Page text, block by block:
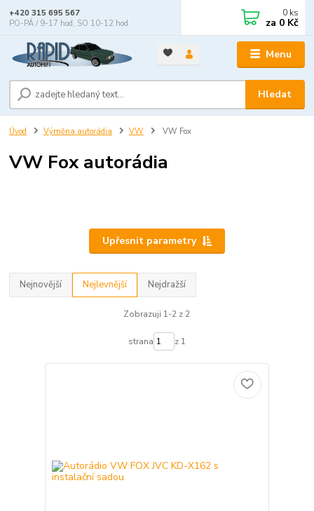
Menu
Hledat
+420 315 695 567
PO-PÁ / 9-17 hod, SO 10-12 hod
0 ks
za 0 Kč
Úvod Výměna autorádia VW VW Fox
VW Fox autorádia
Upřesnit parametry
Nejnovější Nejlevnější Nejdražší
Zobrazuji 1-2 z 2
strana z 1